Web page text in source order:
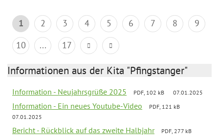
1 2 3 4 5 6 7 8
9
10
... 17
Informationen aus der Kita "Pfingstanger"
Information - Neujahrsgrüße 2025 PDF, 102 kB 07.01.2025
Information - Ein neues Youtube-Video
PDF, 121 kB
07.01.2025
Bericht - Rückblick auf das zweite Halbjahr
PDF, 277 kB